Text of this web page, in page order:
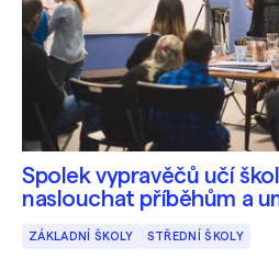
Spolek vypravěčů učí
naslouchat příběhům a
ZÁKLADNÍ ŠKOLY STŘEDNÍ ŠKOLY